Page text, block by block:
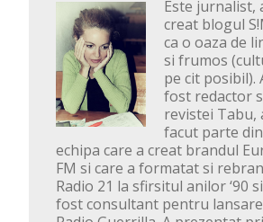
Este jurnalist,
creat blogul
ca o oaza de
si frumos
pe cit posibil).
fost redactor
revistei Tabu,
facut parte din
echipa care a creat brandul
FM si care a formatat si
Radio 21 la sfirsitul anilor ‘90
fost consultant pentru